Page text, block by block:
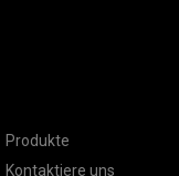
Produkte
Kontaktiere uns